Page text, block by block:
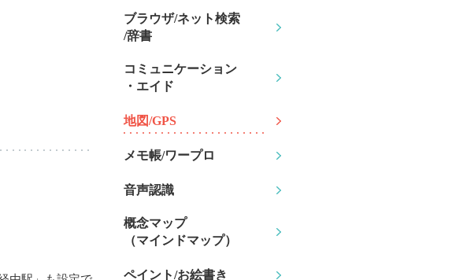
ブラウザ/ネット検索
/辞書
コミュニケーション
・エイド
地図/GPS
メモ帳/ワープロ
音声認識
概念マップ
（マインドマップ）
ペイント/お絵書き